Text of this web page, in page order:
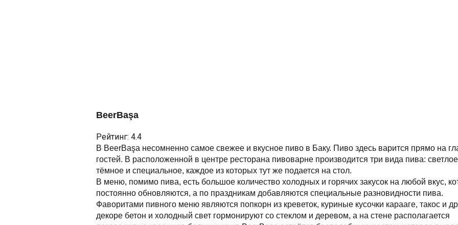
BeerBaşa
Рейтинг: 4.4
В BeerBaşa несомненно самое свежее и вкусное пиво в Баку. Пиво здесь варится прямо на
гостей. В расположенной в центре ресторана пивоварне производится три вида пива:
тёмное и специальное, каждое из которых тут же подается на стол.
В меню, помимо пива, есть большое количество холодных и горячих закусок на любой вкус,
постоянно обновляются, а по праздникам добавляются специальные разновидности пива.
Фаворитами пивного меню являются попкорн из креветок, куриные кусочки карааге, такос и
декоре бетон и холодный свет гормонируют со стеклом и деревом, а на стене располагается